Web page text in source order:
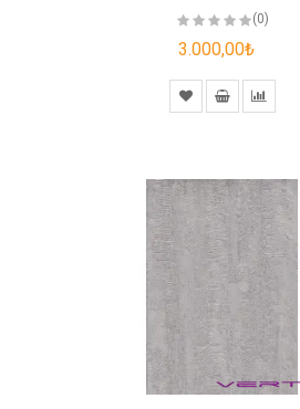
(0)
3.000,00₺